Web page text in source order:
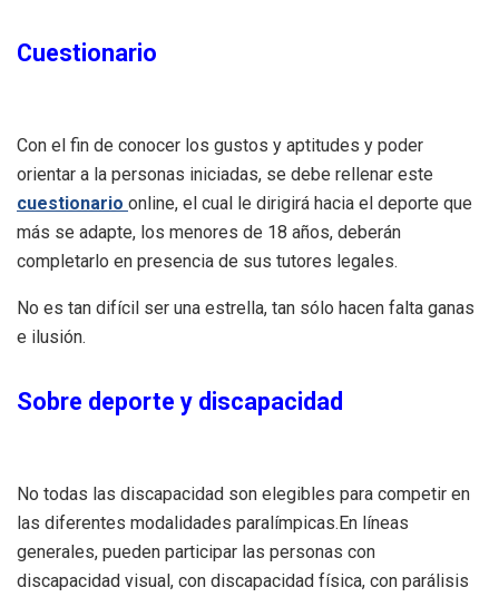
Cuestionario
Con el fin de conocer los gustos y aptitudes y poder
orientar a la personas iniciadas, se debe rellenar este
cuestionario online, el cual le dirigirá hacia el deporte que
más se adapte, los menores de 18 años, deberán
completarlo en presencia de sus tutores legales.
No es tan difícil ser una estrella, tan sólo hacen falta ganas
e ilusión.
Sobre deporte y discapacidad
No todas las discapacidad son elegibles para competir en
las diferentes modalidades paralímpicas.En líneas
generales, pueden participar las personas con
discapacidad visual, con discapacidad física, con parálisis